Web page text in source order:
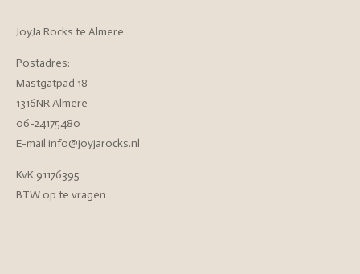
JoyJa Rocks te Almere
Postadres:
Mastgatpad 18
1316NR Almere
06-24175480
E-mail info@joyjarocks.nl
KvK 91176395
BTW op te vragen